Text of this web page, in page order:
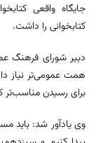
جایگاه واقعی
کتابخوانی را داشت.
دبیر شورای فرهنگ
همت عمومی‌تر نیاز
برای رسیدن
وی یادآور شد: باید